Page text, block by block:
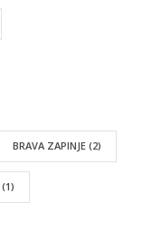
BRAVA ZAPINJE (2)
(1)